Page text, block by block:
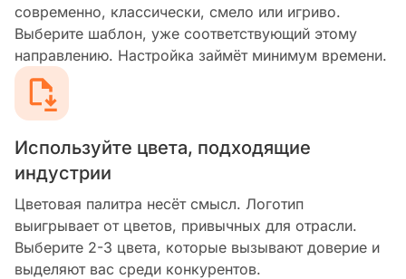
современно, классически, смело или игриво.
Выберите шаблон, уже соответствующий этому
направлению. Настройка займёт минимум времени.
Используйте цвета, подходящие
индустрии
Цветовая палитра несёт смысл. Логотип
выигрывает от цветов, привычных для отрасли.
Выберите 2-3 цвета, которые вызывают доверие и
выделяют вас среди конкурентов.